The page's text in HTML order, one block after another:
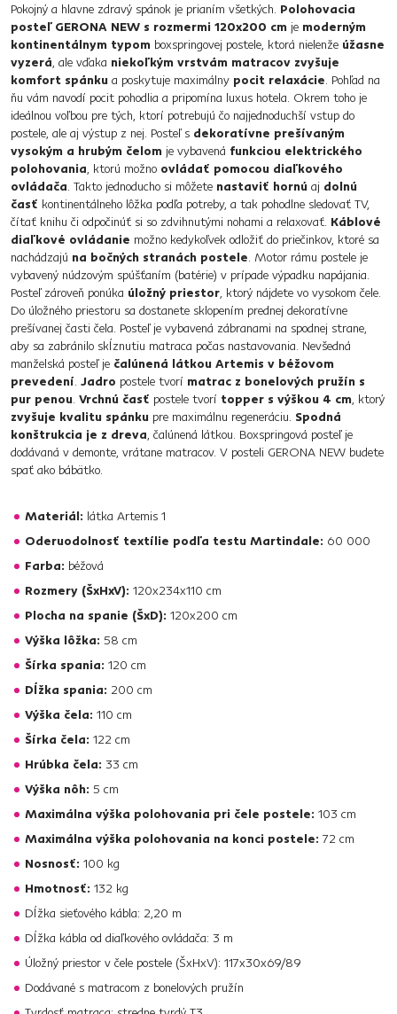
Pokojný a hlavne zdravý spánok je prianím všetkých. Polohovacia
posteľ GERONA NEW s rozmermi 120x200 cm je moderným
kontinentálnym typom boxspringovej postele, ktorá nielenže úžasne
vyzerá, ale vďaka niekoľkým vrstvám matracov zvyšuje
komfort spánku a poskytuje maximálny pocit relaxácie. Pohľad na
ňu vám navodí pocit pohodlia a pripomína luxus hotela. Okrem toho je
ideálnou voľbou pre tých, ktorí potrebujú čo najjednoduchší vstup do
postele, ale aj výstup z nej. Posteľ s dekoratívne prešívaným
vysokým a hrubým čelom je vybavená funkciou elektrického
polohovania, ktorú možno ovládať pomocou diaľkového
ovládača. Takto jednoducho si môžete nastaviť hornú aj dolnú
časť kontinentálneho lôžka podľa potreby, a tak pohodlne sledovať TV,
čítať knihu či odpočinúť si so zdvihnutými nohami a relaxovať. Káblové
diaľkové ovládanie možno kedykoľvek odložiť do priečinkov, ktoré sa
nachádzajú na bočných stranách postele. Motor rámu postele je
vybavený núdzovým spúšťaním (batérie) v prípade výpadku napájania.
Posteľ zároveň ponúka úložný priestor, ktorý nájdete vo vysokom čele.
Do úložného priestoru sa dostanete sklopením prednej dekoratívne
prešívanej časti čela. Posteľ je vybavená zábranami na spodnej strane,
aby sa zabránilo skĺznutiu matraca počas nastavovania. Nevšedná
manželská posteľ je čalúnená látkou Artemis v béžovom
prevedení. Jadro postele tvorí matrac z bonelových pružín s
pur penou. Vrchnú časť postele tvorí topper s výškou 4 cm, ktorý
zvyšuje kvalitu spánku pre maximálnu regeneráciu. Spodná
konštrukcia je z dreva, čalúnená látkou. Boxspringová posteľ je
dodávaná v demonte, vrátane matracov. V posteli GERONA NEW budete
spať ako bábätko.
Materiál: látka Artemis 1
Oderuodolnosť textílie podľa testu Martindale: 60 000
Farba: béžová
Rozmery (ŠxHxV): 120x234x110 cm
Plocha na spanie (ŠxD): 120x200 cm
Výška lôžka: 58 cm
Šírka spania: 120 cm
Dĺžka spania: 200 cm
Výška čela: 110 cm
Šírka čela: 122 cm
Hrúbka čela: 33 cm
Výška nôh: 5 cm
Maximálna výška polohovania pri čele postele: 103 cm
Maximálna výška polohovania na konci postele: 72 cm
Nosnosť: 100 kg
Hmotnosť: 132 kg
Dĺžka sieťového kábla: 2,20 m
Dĺžka kábla od diaľkového ovládača: 3 m
Úložný priestor v čele postele (ŠxHxV): 117x30x69/89
Dodávané s matracom z bonelových pružín